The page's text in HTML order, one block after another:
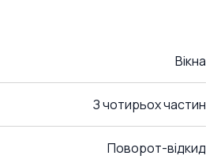
Вікна
З чотирьох частин
Поворот-відкид